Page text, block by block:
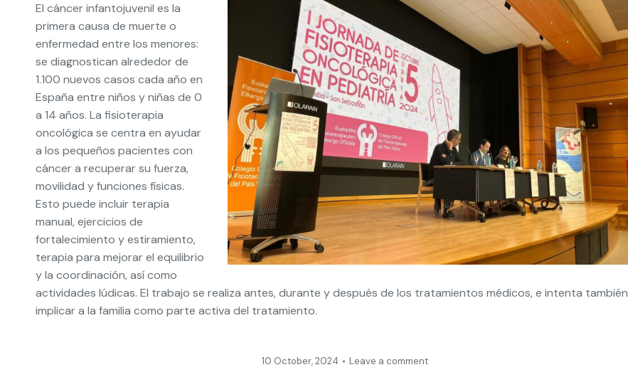
El cáncer infantojuvenil es la
primera causa de muerte o
enfermedad entre los menores:
se diagnostican alrededor de
1.100 nuevos casos cada año en
España entre niños y niñas de 0
a 14 años. La fisioterapia
oncológica se centra en ayudar
a los pequeños pacientes con
cáncer a recuperar su fuerza,
movilidad y funciones físicas.
Esto puede incluir terapia
manual, ejercicios de
fortalecimiento y estiramiento,
terapia para mejorar el equilibrio
y la coordinación, así como
actividades lúdicas. El trabajo se realiza antes, durante y después de los tratamientos médicos, e intenta también
implicar a la familia como parte activa del tratamiento.
10 October, 2024 Leave a comment